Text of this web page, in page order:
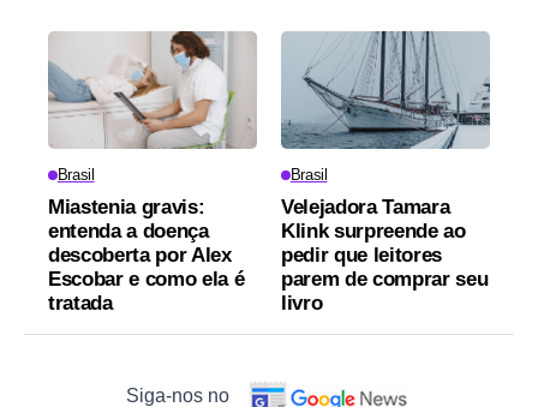
Brasil
Miastenia gravis:
entenda a doença
descoberta por Alex
Escobar e como ela é
tratada
Brasil
Velejadora Tamara
Klink surpreende ao
pedir que leitores
parem de comprar seu
livro
Siga-nos no